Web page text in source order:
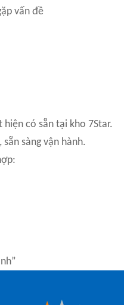
vấn đề
có sẵn tại kho 7Star.
sàng vận hành.